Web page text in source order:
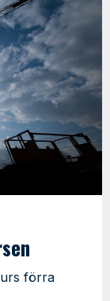
förra